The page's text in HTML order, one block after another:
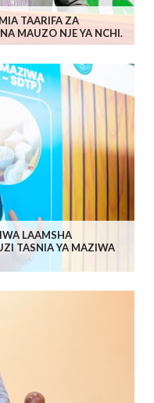
TAARIFA ZA
MAUZO NJE YA NCHI.
LAAMSHA
TASNIA YA MAZIWA